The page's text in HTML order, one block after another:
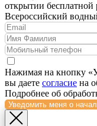
открытии бесплатной
Всероссийский
Нажимая на кнопку
вы даете согласие на
Подробнее об
Уведомить меня о